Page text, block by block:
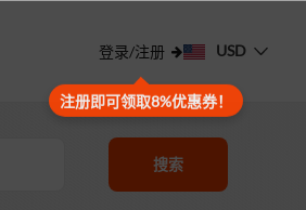
登录/注册
注册即可领取8%优惠券！
USD
搜索